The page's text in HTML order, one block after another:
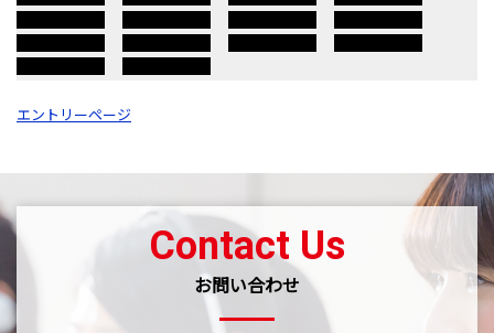
エントリーページ
Contact Us
お問い合わせ